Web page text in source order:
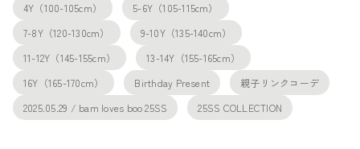
4Y（100-105cm）
5-6Y（105-115cm）
7-8Y（120-130cm）
9-10Y（135-140cm）
11-12Y（145-155cm）
13-14Y（155-165cm）
16Y（165-170cm）
Birthday Present
親子リンクコーデ
2025.05.29 / bam loves boo 25SS
25SS COLLECTION